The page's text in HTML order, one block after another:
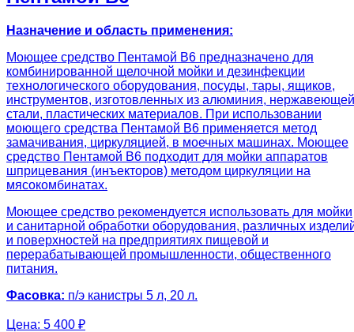
Назначение и область применения:
Моющее средство Пентамой В6 предназначено для
комбинированной щелочной мойки и дезинфекции
технологического оборудования, посуды, тары, ящиков,
инструментов, изготовленных из алюминия, нержавеющей
стали, пластических материалов. При использовании
моющего средства Пентамой В6 применяется метод
замачивания, циркуляцией, в моечных машинах. Моющее
средство Пентамой В6 подходит для мойки аппаратов
шприцевания (инъекторов) методом циркуляции на
мясокомбинатах.
Моющее средство рекомендуется использовать для мойки
и санитарной обработки оборудования, различных
и поверхностей на предприятиях пищевой и
перерабатывающей промышленности, общественного
питания.
Фасовка: п/э канистры 5 л, 20 л.
Цена: 5 400 ₽